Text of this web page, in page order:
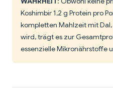
Koshimbir 1,2 g Protein pro
kompletten Mahlzeit mit
wird, trägt es zur
essenzielle Mikronährstoffe